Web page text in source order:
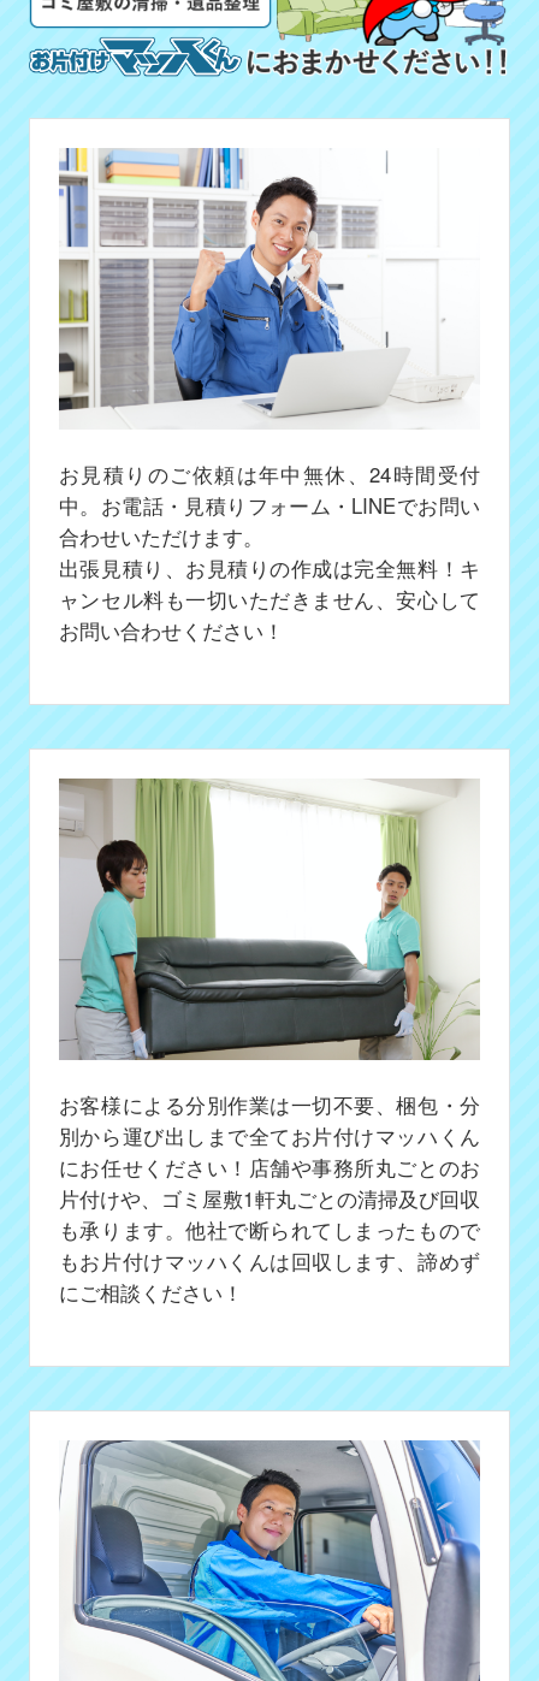
お見積りのご依頼は年中無休、24時間受付
中。お電話・見積りフォーム・LINEでお問い
合わせいただけます。
出張見積り、お見積りの作成は完全無料！キ
ャンセル料も一切いただきません、安心して
お問い合わせください！
お客様による分別作業は一切不要、梱包・分
別から運び出しまで全てお片付けマッハくん
にお任せください！店舗や事務所丸ごとのお
片付けや、ゴミ屋敷1軒丸ごとの清掃及び回収
も承ります。他社で断られてしまったもので
もお片付けマッハくんは回収します、諦めず
にご相談ください！